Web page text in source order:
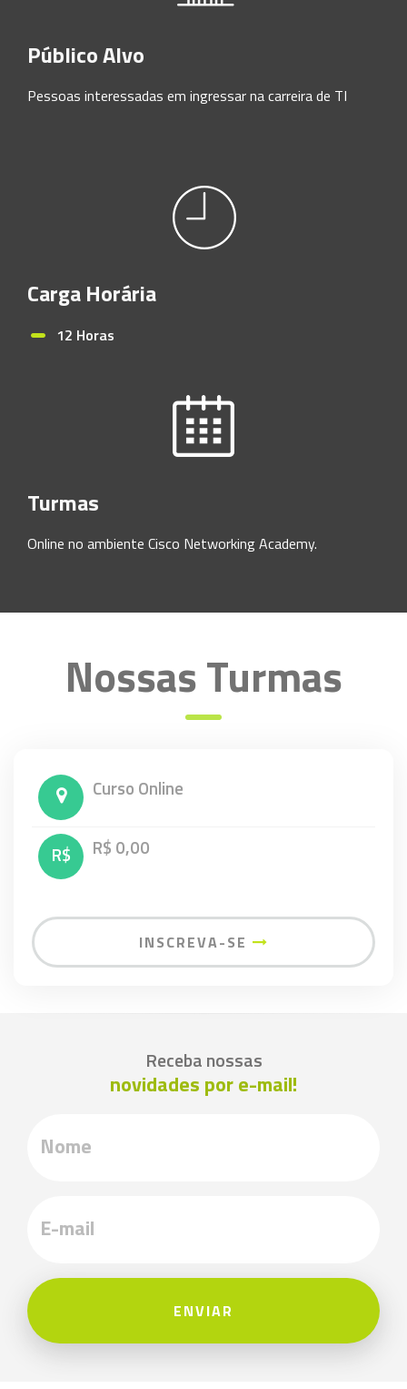
Público Alvo
Pessoas interessadas em ingressar na carreira de TI
Carga Horária
12 Horas
Turmas
Online no ambiente Cisco Networking Academy.
Nossas Turmas
Curso Online
R$ R$ 0,00
INSCREVA-SE
Receba nossas
novidades por e-mail!
ENVIAR